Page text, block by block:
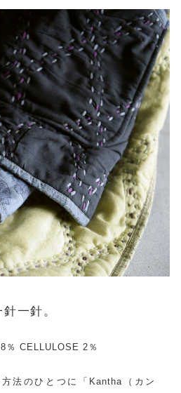
針一針。
％ CELLULOSE 2％
法のひとつに「Kantha（カン